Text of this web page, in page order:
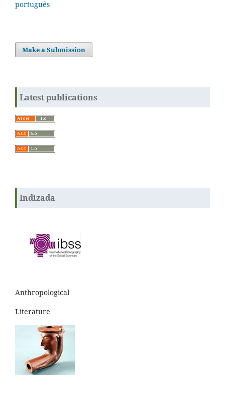
português
Make a Submission
Latest publications
Indizada
Anthropological
Literature